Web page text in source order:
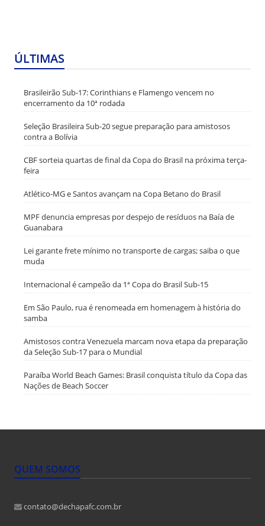
ÚLTIMAS
Brasileirão Sub-17: Corinthians e Flamengo vencem no
encerramento da 10ª rodada
Seleção Brasileira Sub-20 segue preparação para amistosos
contra a Bolívia
CBF sorteia quartas de final da Copa do Brasil na próxima terça-
feira
Atlético-MG e Santos avançam na Copa Betano do Brasil
MPF denuncia empresas por despejo de resíduos na Baía de
Guanabara
Lei garante frete mínimo no transporte de cargas; saiba o que
muda
Internacional é campeão da 1ª Copa do Brasil Sub-15
Em São Paulo, rua é renomeada em homenagem à história do
samba
Amistosos contra Venezuela marcam nova etapa da preparação
da Seleção Sub-17 para o Mundial
Paraíba World Beach Games: Brasil conquista título da Copa das
Nações de Beach Soccer
QUEM SOMOS
contato@dechapafc.com.br